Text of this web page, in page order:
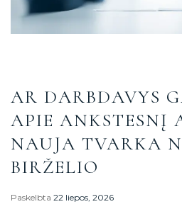
AR DARBDAVYS
APIE ANKSTESNĮ
NAUJA TVARKA
BIRŽELIO
Paskelbta 22 liepos, 2026